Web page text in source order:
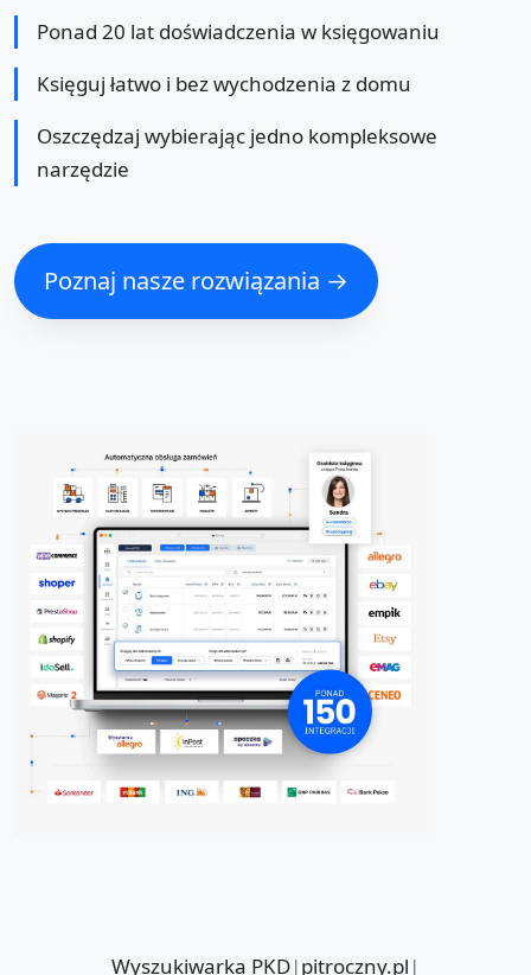
Ponad 20 lat doświadczenia w księgowaniu
Księguj łatwo i bez wychodzenia z domu
Oszczędzaj wybierając jedno kompleksowe
narzędzie
Poznaj nasze rozwiązania →
Wyszukiwarka PKD|pitroczny.pl |